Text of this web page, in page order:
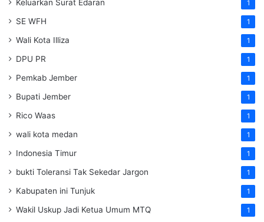
Keluarkan Surat Edaran 1
SE WFH 1
Wali Kota Illiza 1
DPU PR 1
Pemkab Jember 1
Bupati Jember 1
Rico Waas 1
wali kota medan 1
Indonesia Timur 1
bukti Toleransi Tak Sekedar Jargon 1
Kabupaten ini Tunjuk 1
Wakil Uskup Jadi Ketua Umum MTQ 1